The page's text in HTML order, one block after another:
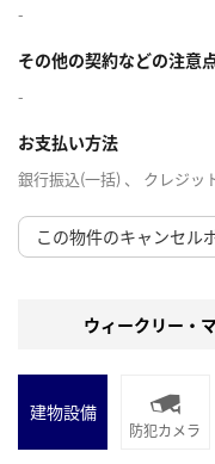
-
その他の契約などの注意
-
お支払い方法
銀行振込(一括) 、 クレジッ
この物件のキャンセル
ウィークリー・
建物設備
防犯カメラ